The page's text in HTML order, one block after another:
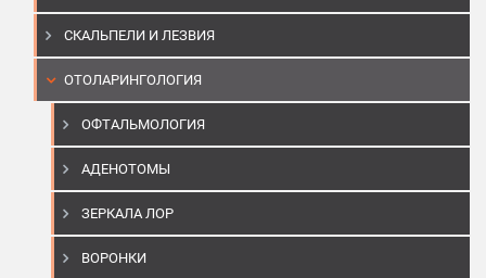
СКАЛЬПЕЛИ И ЛЕЗВИЯ
ОТОЛАРИНГОЛОГИЯ
ОФТАЛЬМОЛОГИЯ
АДЕНОТОМЫ
ЗЕРКАЛА ЛОР
ВОРОНКИ